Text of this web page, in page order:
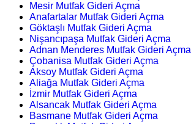
Mesir Mutfak Gideri Açma
Anafartalar Mutfak Gideri Açma
Göktaşlı Mutfak Gideri Açma
Nişancıpaşa Mutfak Gideri Açma
Adnan Menderes Mutfak Gideri Açma
Çobanisa Mutfak Gideri Açma
Aksoy Mutfak Gideri Açma
Aliağa Mutfak Gideri Açma
İzmir Mutfak Gideri Açma
Alsancak Mutfak Gideri Açma
Basmane Mutfak Gideri Açma